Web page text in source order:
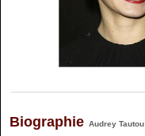
Biographie Audrey Tautou